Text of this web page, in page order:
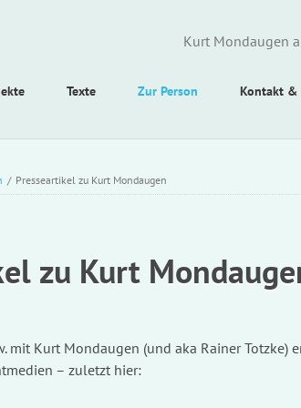
Texte Zur Person Kontakt &
Kurt Mondaugen
/ Presseartikel zu Kurt Mondaugen
zu Kurt
mit Kurt Mondaugen (und aka Rainer Totzke)
– zuletzt hier: